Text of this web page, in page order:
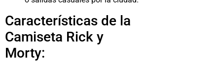
Características de la
Camiseta Rick y
Morty: